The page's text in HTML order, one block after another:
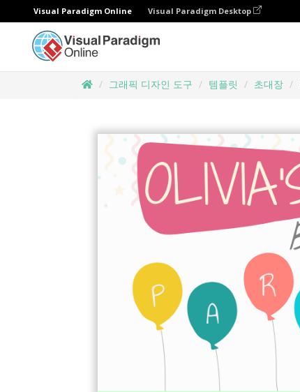
Visual Paradigm Online Visual Paradigm Desktop
그래픽 디자인 도구 템플릿 초대장